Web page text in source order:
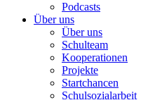
Podcasts
Über uns
Über uns
Schulteam
Kooperationen
Projekte
Startchancen
Schulsozialarbeit